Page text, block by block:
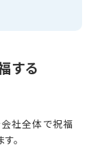
する​
会社全体で祝福
。